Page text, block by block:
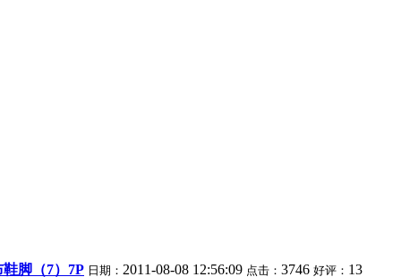
脚（7）7P 日期： 2011-08-08 12:56:09 点击： 3746 好评： 13